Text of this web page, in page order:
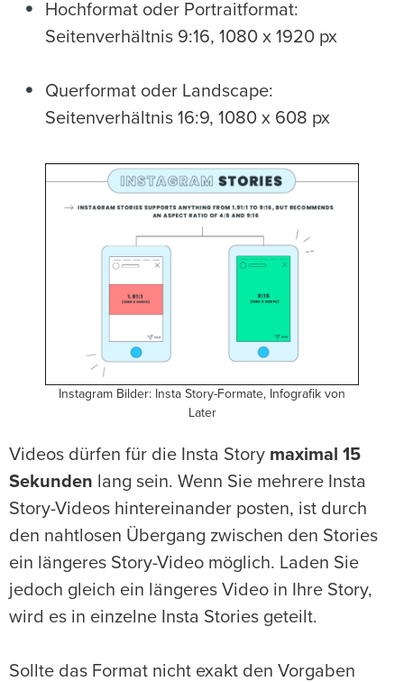
Hochformat oder Portraitformat:
Seitenverhältnis 9:16, 1080 x 1920 px
Querformat oder Landscape:
Seitenverhältnis 16:9, 1080 x 608 px
Instagram Bilder: Insta Story-Formate, Infografik von
Later
Videos dürfen für die Insta Story maximal 15
Sekunden lang sein. Wenn Sie mehrere Insta
Story-Videos hintereinander posten, ist durch
den nahtlosen Übergang zwischen den Stories
ein längeres Story-Video möglich. Laden Sie
jedoch gleich ein längeres Video in Ihre Story,
wird es in einzelne Insta Stories geteilt.
Sollte das Format nicht exakt den Vorgaben